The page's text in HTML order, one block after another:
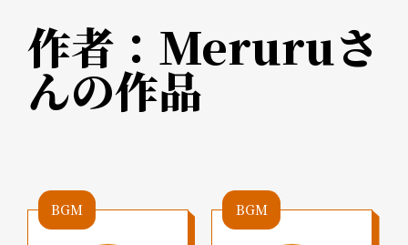
作者： Meruruさ
んの作品
BGM BGM